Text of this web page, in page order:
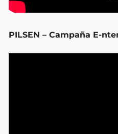
PILSEN – Campaña E-